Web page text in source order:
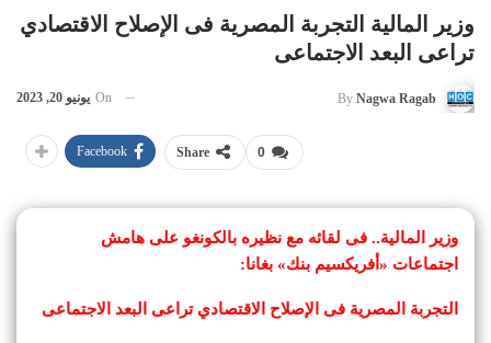
وزير المالية التجربة المصرية فى الإصلاح الاقتصادي
تراعى البعد الاجتماعى
By Nagwa Ragab
On يونيو 20, 2023
0
Share
Facebook
وزير المالية.. فى لقائه مع نظيره بالكونغو على هامش
اجتماعات «أفريكسيم بنك» بغانا:
التجربة المصرية فى الإصلاح الاقتصادي تراعى البعد الاجتماعى